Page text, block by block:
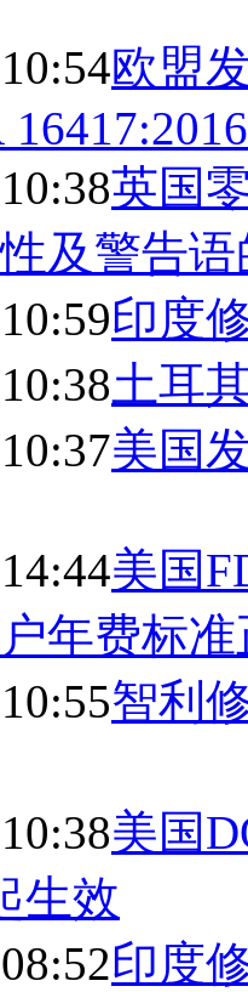
欧盟
英国
及警告
印度
土耳
美国
美国
年费标
智利
美国
生效
印度